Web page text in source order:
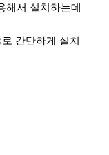
해서 설치하는데
간단하게 설치